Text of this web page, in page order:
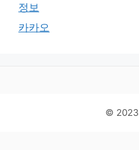
정보
카카오
© 2023